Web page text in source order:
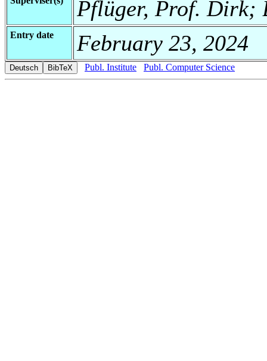
Pflüger, Prof. Dirk;
Entry date February 23, 2024
Publ. Institute Publ. Computer Science